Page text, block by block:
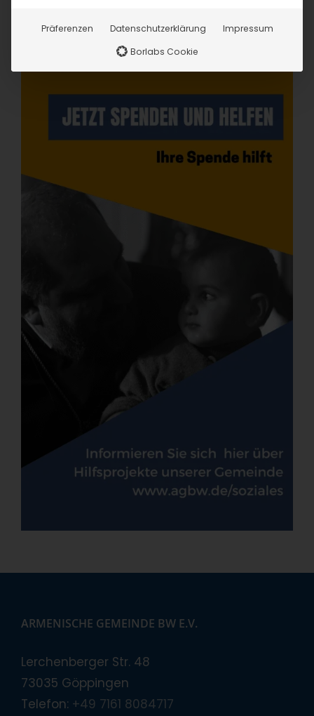
ARMENISCHE GEMEINDE BW E.V.
Lerchenberger Str. 48
73035 Göppingen
Telefon: +49 7161 8084717
Präferenzen Datenschutzerklärung
Impressum
Borlabs Cookie